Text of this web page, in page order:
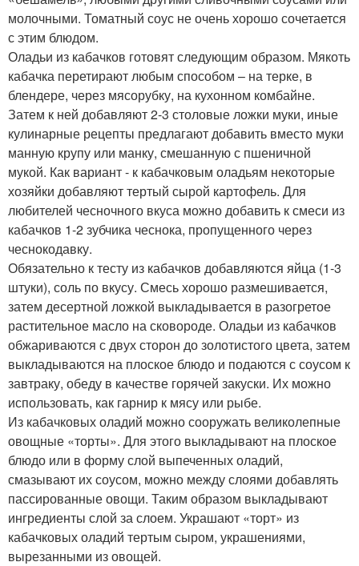
молочными. Томатный соус не очень хорошо сочетается
с этим блюдом.
Оладьи из кабачков готовят следующим образом. Мякоть
кабачка перетирают любым способом – на терке, в
блендере, через мясорубку, на кухонном комбайне.
Затем к ней добавляют 2-3 столовые ложки муки, иные
кулинарные рецепты предлагают добавить вместо муки
манную крупу или манку, смешанную с пшеничной
мукой. Как вариант - к кабачковым оладьям некоторые
хозяйки добавляют тертый сырой картофель. Для
любителей чесночного вкуса можно добавить к смеси из
кабачков 1-2 зубчика чеснока, пропущенного через
чеснокодавку.
Обязательно к тесту из кабачков добавляются яйца (1-3
штуки), соль по вкусу. Смесь хорошо размешивается,
затем десертной ложкой выкладывается в разогретое
растительное масло на сковороде. Оладьи из кабачков
обжариваются с двух сторон до золотистого цвета, затем
выкладываются на плоское блюдо и подаются с соусом к
завтраку, обеду в качестве горячей закуски. Их можно
использовать, как гарнир к мясу или рыбе.
Из кабачковых оладий можно сооружать великолепные
овощные «торты». Для этого выкладывают на плоское
блюдо или в форму слой выпеченных оладий,
смазывают их соусом, можно между слоями добавлять
пассированные овощи. Таким образом выкладывают
ингредиенты слой за слоем. Украшают «торт» из
кабачковых оладий тертым сыром, украшениями,
вырезанными из овощей.